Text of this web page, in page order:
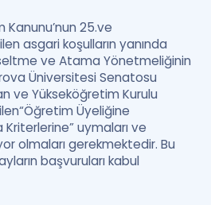
Kanunu’nun 25.ve
asgari koşulların yanında
ve Atama Yönetmeliğinin
Üniversitesi Senatosu
ve Yükseköğretim Kurulu
Üyeliğine
uymaları ve
olmaları gerekmektedir. Bu
başvuruları kabul